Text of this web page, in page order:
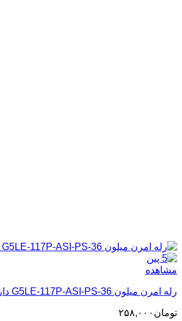
مشاهده
رله امرن میلون G5LE-117P-ASI-PS-36 دارای 9 ولت و 5 پین
تومان ۲۵۸,۰۰۰